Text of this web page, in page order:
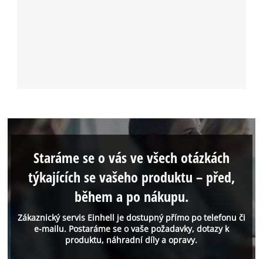
Zákaznický servis Einhell je dostupný přímo po telefonu či
e-mailu. Postaráme se o vaše požadavky, dotazy k
produktu, náhradní díly a opravy.
Staráme se o vás ve všech otázkách
týkajících se vašeho produktu – před,
během a po nákupu.